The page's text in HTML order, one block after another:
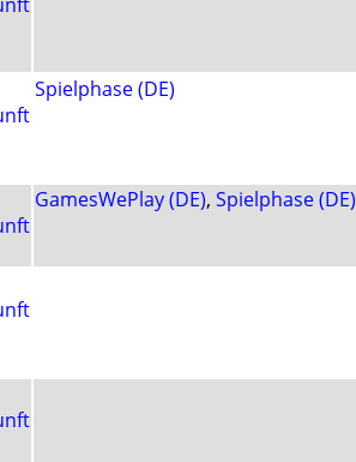
Spielphase (DE)
GamesWePlay (DE), Spielphase (DE)